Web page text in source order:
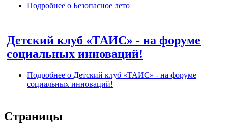
Подробнее о Безопасное лето
Детский клуб «ТАИС» - на форуме
социальных инноваций!
Подробнее о Детский клуб «ТАИС» - на форуме
социальных инноваций!
Страницы